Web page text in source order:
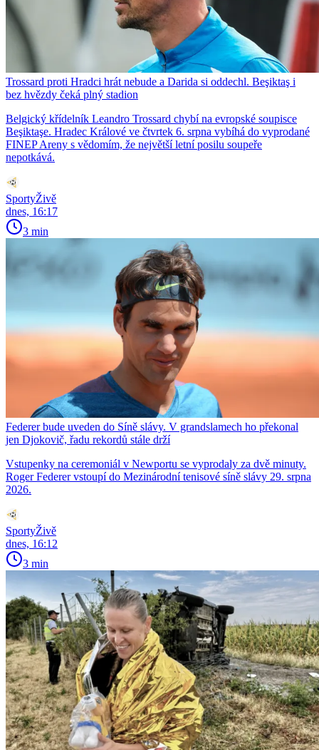
Trossard proti Hradci hrát nebude a Darida si oddechl. Beşiktaş i
bez hvězdy čeká plný stadion
Belgický křídelník Leandro Trossard chybí na evropské soupisce
Beşiktaşe. Hradec Králové ve čtvrtek 6. srpna vybíhá do vyprodané
FINEP Areny s vědomím, že největší letní posilu soupeře
nepotkává.
SportyŽivě
dnes, 16:17
3 min
Federer bude uveden do Síně slávy. V grandslamech ho překonal
jen Djokovič, řadu rekordů stále drží
Vstupenky na ceremoniál v Newportu se vyprodaly za dvě minuty.
Roger Federer vstoupí do Mezinárodní tenisové síně slávy 29. srpna
2026.
SportyŽivě
dnes, 16:12
3 min